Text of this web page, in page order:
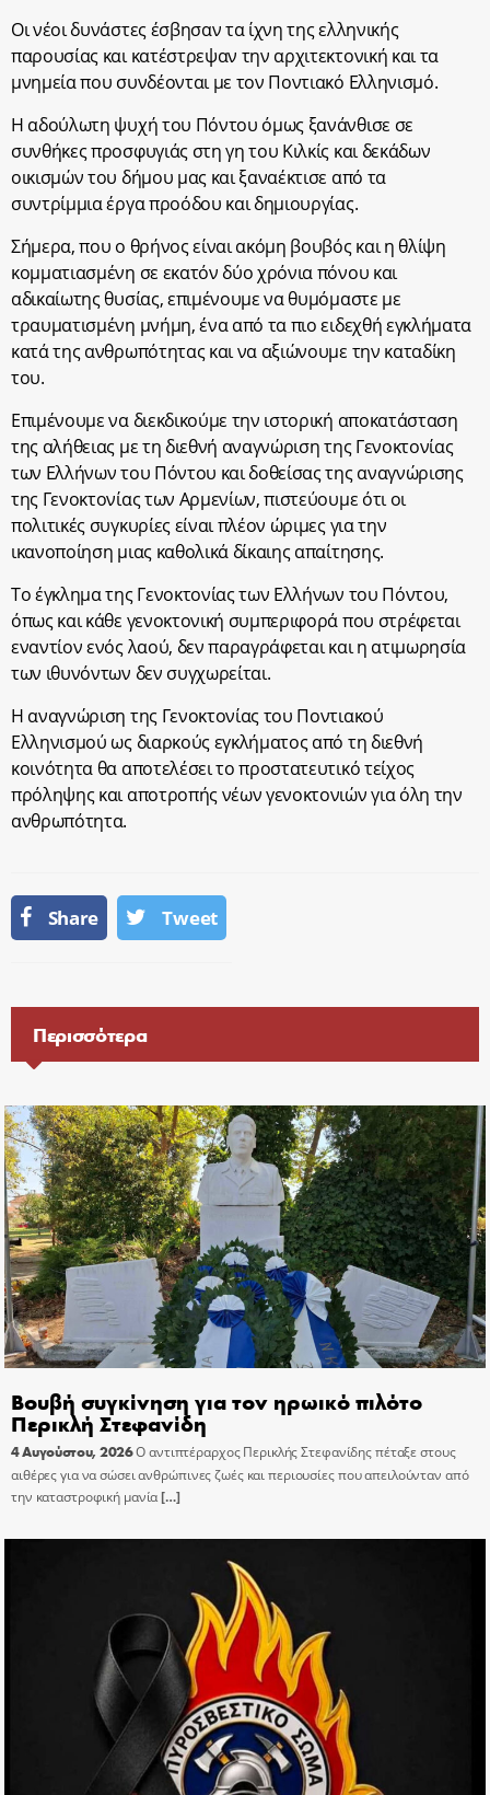
Οι νέοι δυνάστες έσβησαν τα ίχνη της ελληνικής
παρουσίας και κατέστρεψαν την αρχιτεκτονική και τα
μνημεία που συνδέονται με τον Ποντιακό Ελληνισμό.
Η αδούλωτη ψυχή του Πόντου όμως ξανάνθισε σε
συνθήκες προσφυγιάς στη γη του Κιλκίς και δεκάδων
οικισμών του δήμου μας και ξαναέκτισε από τα
συντρίμμια έργα προόδου και δημιουργίας.
Σήμερα, που ο θρήνος είναι ακόμη βουβός και η θλίψη
κομματιασμένη σε εκατόν δύο χρόνια πόνου και
αδικαίωτης θυσίας, επιμένουμε να θυμόμαστε με
τραυματισμένη μνήμη, ένα από τα πιο ειδεχθή εγκλήματα
κατά της ανθρωπότητας και να αξιώνουμε την καταδίκη
του.
Επιμένουμε να διεκδικούμε την ιστορική αποκατάσταση
της αλήθειας με τη διεθνή αναγνώριση της Γενοκτονίας
των Ελλήνων του Πόντου και δοθείσας της αναγνώρισης
της Γενοκτονίας των Αρμενίων, πιστεύουμε ότι οι
πολιτικές συγκυρίες είναι πλέον ώριμες για την
ικανοποίηση μιας καθολικά δίκαιης απαίτησης.
Το έγκλημα της Γενοκτονίας των Ελλήνων του Πόντου,
όπως και κάθε γενοκτονική συμπεριφορά που στρέφεται
εναντίον ενός λαού, δεν παραγράφεται και η ατιμωρησία
των ιθυνόντων δεν συγχωρείται.
Η αναγνώριση της Γενοκτονίας του Ποντιακού
Ελληνισμού ως διαρκούς εγκλήματος από τη διεθνή
κοινότητα θα αποτελέσει το προστατευτικό τείχος
πρόληψης και αποτροπής νέων γενοκτονιών για όλη την
ανθρωπότητα.
Share Tweet
Περισσότερα
Βουβή συγκίνηση για τον ηρωικό πιλότο
Περικλή Στεφανίδη
4 Αυγούστου, 2026Ο αντιπτέραρχος Περικλής Στεφανίδης πέταξε στους
αιθέρες για να σώσει ανθρώπινες ζωές και περιουσίες που απειλούνταν από
την καταστροφική μανία[…]